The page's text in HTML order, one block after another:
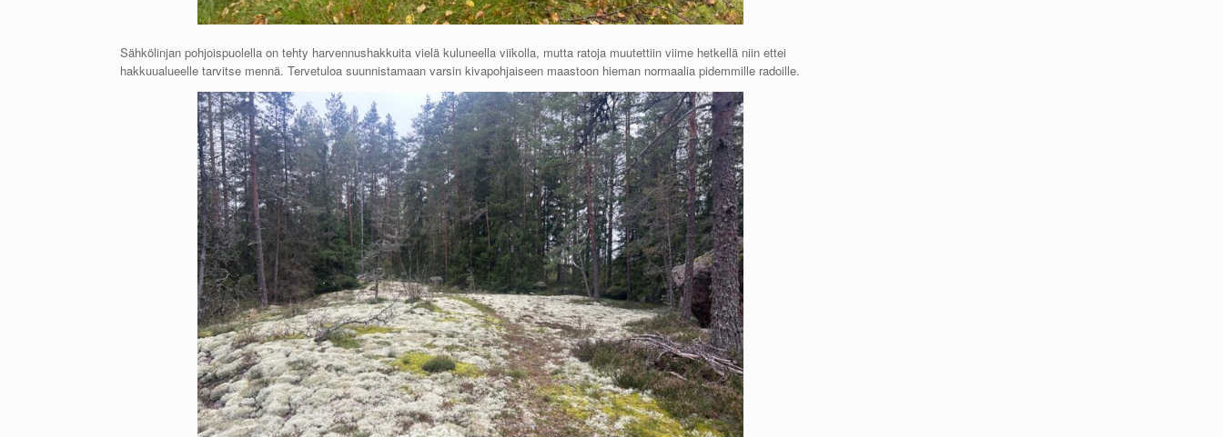
Sähkölinjan pohjoispuolella on tehty harvennushakkuita vielä kuluneella viikolla, mutta ratoja muutettiin viime hetkellä niin ettei
hakkuualueelle tarvitse mennä. Tervetuloa suunnistamaan varsin kivapohjaiseen maastoon hieman normaalia pidemmille radoille.